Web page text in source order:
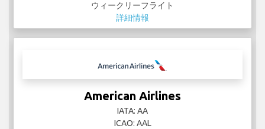
ウィークリーフライト
詳細情報
American Airlines
IATA: AA
ICAO: AAL